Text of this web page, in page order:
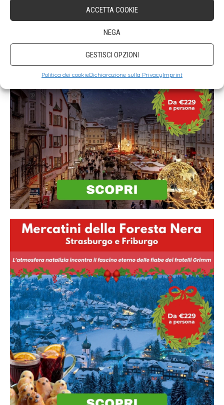
ACCETTA COOKIE
NEGA
GESTISCI OPZIONI
Politica dei cookieDichiarazione sulla PrivacyImprint